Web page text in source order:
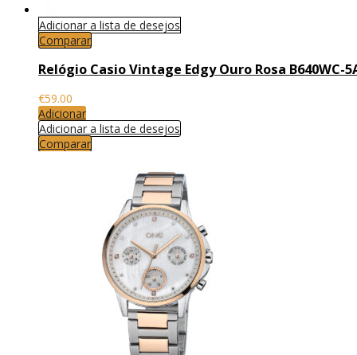
Adicionar a lista de desejos
Comparar
Relógio Casio Vintage Edgy Ouro Rosa B640WC-
€59.00
Adicionar
Adicionar a lista de desejos
Comparar